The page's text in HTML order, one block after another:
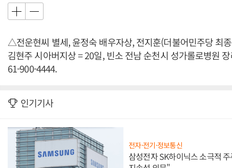
△전운현씨 별세, 윤정숙 배우자상, 전지훈(더불어민주당 최
김현주 시아버지상 = 20일, 빈소 전남 순천시 성가롤로병원
61-900-4444.
인기기사
전자·전기·정보통신
삼성전자 SK하이닉스 소극적